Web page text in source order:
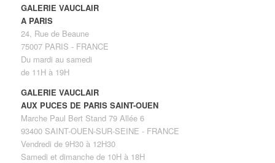
GALERIE VAUCLAIR
A PARIS
24, Rue de Beaune
75007 PARIS - FRANCE
Du mardi au samedi
de 11H à 19H
GALERIE VAUCLAIR
AUX PUCES DE PARIS SAINT-OUEN
Marche Paul Bert Stand 79 Allée 6
93400 SAINT-OUEN-SUR-SEINE - FRANCE
Vendredi de 9H30 à 12H30
Samedi et dimanche de 10H à 18H